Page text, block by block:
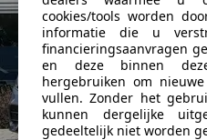
cookies/tools worden
informatie die u
financieringsaanvragen
en deze binnen
hergebruiken om
vullen. Zonder het
kunnen dergelijke
gedeeltelijk niet worden